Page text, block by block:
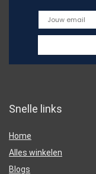
Snelle links
Home
Alles winkelen
Blogs